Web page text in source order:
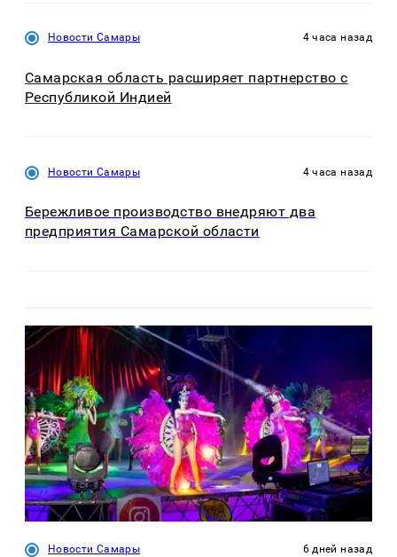
Новости Самары 4 часа назад
Самарская область расширяет партнерство с
Республикой Индией
Новости Самары 4 часа назад
Бережливое производство внедряют два
предприятия Самарской области
Новости Самары 6 дней назад